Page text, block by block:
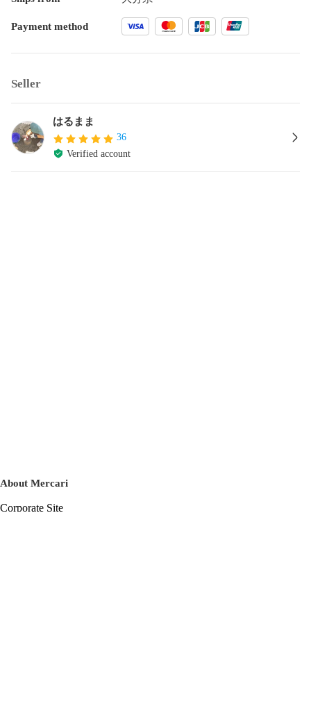
Payment method
Seller
はるまま
36
Verified account
About Mercari
Corporate Site